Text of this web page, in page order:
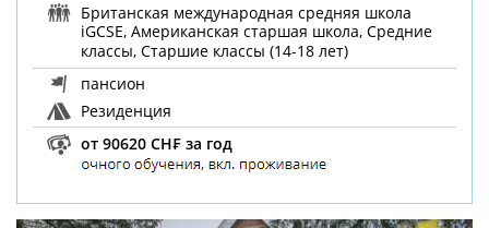
Британская международная средняя школа
iGCSE, Американская старшая школа, Средние
классы, Старшие классы (14-18 лет)
пансион
Резиденция
от 90620 CH₣ за год